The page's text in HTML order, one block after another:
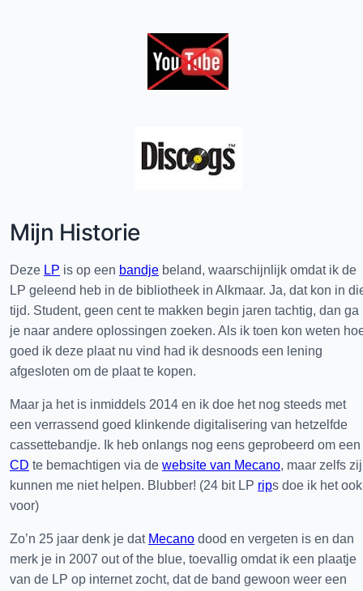
Mijn Historie
Deze LP is op een bandje beland, waarschijnlijk omdat ik de
LP geleend heb in de bibliotheek in Alkmaar. Ja, dat kon in
tijd. Student, geen cent te makken begin jaren tachtig, dan ga
je naar andere oplossingen zoeken. Als ik toen kon weten
goed ik deze plaat nu vind had ik desnoods een lening
afgesloten om de plaat te kopen.
Maar ja het is inmiddels 2014 en ik doe het nog steeds met
een verrassend goed klinkende digitalisering van hetzelfde
cassettebandje. Ik heb onlangs nog eens geprobeerd om een
CD te bemachtigen via de website van Mecano, maar zelfs zij
kunnen me niet helpen. Blubber! (24 bit LP rips doe ik het ook
voor)
Zo’n 25 jaar denk je dat Mecano dood en vergeten is en dan
merk je in 2007 out of the blue, toevallig omdat ik een plaatje
van de LP op internet zocht, dat de band gewoon weer een